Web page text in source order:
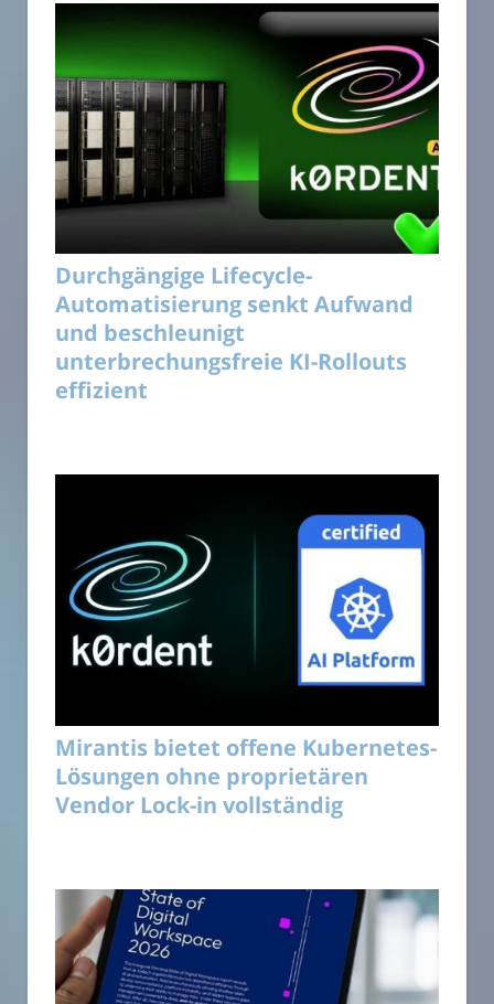
Durchgängige Lifecycle-
Automatisierung senkt Aufwand
und beschleunigt
unterbrechungsfreie KI-Rollouts
effizient
Mirantis bietet offene Kubernetes-
Lösungen ohne proprietären
Vendor Lock-in vollständig